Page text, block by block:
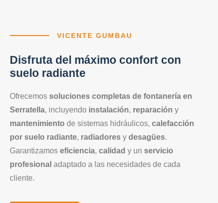
VICENTE GUMBAU
Disfruta del máximo confort con
suelo radiante
Ofrecemos soluciones completas de fontanería en
Serratella, incluyendo instalación, reparación y
mantenimiento de sistemas hidráulicos, calefacción
por suelo radiante, radiadores y desagües.
Garantizamos eficiencia, calidad y un servicio
profesional adaptado a las necesidades de cada
cliente.